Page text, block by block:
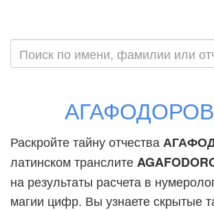
Раскройте тайну отчества
латинском транслите
на результаты расчета в
магии цифр. Вы узнаете скрытые